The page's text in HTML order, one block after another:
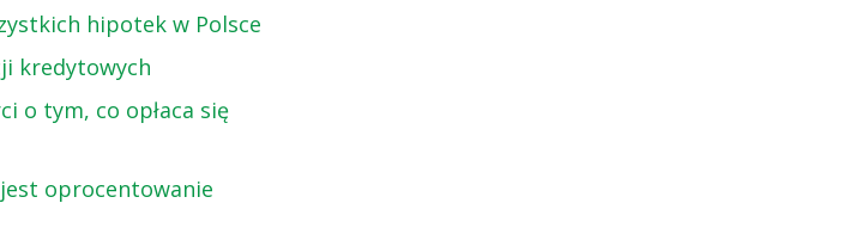
hipotek w Polsce
kredytowych
o tym, co opłaca się
oprocentowanie